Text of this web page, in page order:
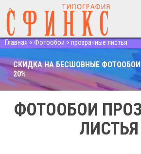
Главная > Фотообои > прозрачные листья
СКИДКА НА БЕСШОВНЫЕ ФОТООБОИ
20%
ФОТООБОИ
ЛИСТЬЯ